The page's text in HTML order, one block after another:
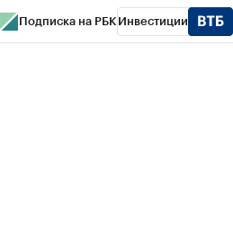
Подписка на РБК Инвестиции